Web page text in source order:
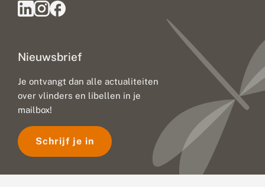
Nieuwsbrief
Je ontvangt dan alle actualiteiten
over vlinders en libellen in je
mailbox!
Schrijf je in